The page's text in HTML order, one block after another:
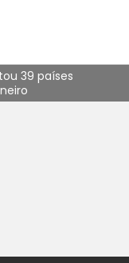
39 países